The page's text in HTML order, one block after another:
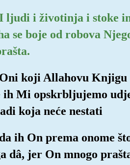
ljudi i životinja i stoke
se boje od robova
koji Allahovu
ih Mi opskrbljujemo
koja neće nestati
ih On prema onome
dâ, jer On mnogo